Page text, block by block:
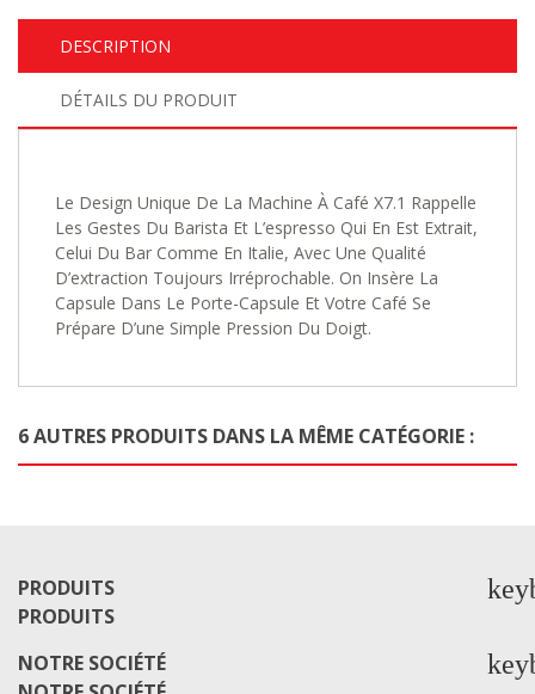
DESCRIPTION
DÉTAILS DU PRODUIT
Le Design Unique De La Machine À Café X7.1 Rappelle
Les Gestes Du Barista Et L’espresso Qui En Est Extrait,
Celui Du Bar Comme En Italie, Avec Une Qualité
D’extraction Toujours Irréprochable. On Insère La
Capsule Dans Le Porte-Capsule Et Votre Café Se
Prépare D’une Simple Pression Du Doigt.
6 AUTRES PRODUITS DANS LA MÊME CATÉGORIE :
PRODUITS
PRODUITS
NOTRE SOCIÉTÉ